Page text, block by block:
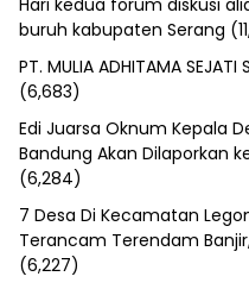
Hari kedua forum diskusi
buruh kabupaten Serang
PT. MULIA ADHITAMA SEJATI
(6,683)
Edi Juarsa Oknum Kepala
Bandung Akan Dilaporkan
(6,284)
7 Desa Di Kecamatan
Terancam Terendam
(6,227)